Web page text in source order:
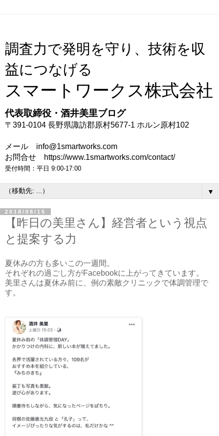
調査力で発明を守り、技術を収
益につなげる
スマートワークス株式会社
代表取締役・酒井美里ブログ
〒391-0104 長野県諏訪郡原村5677-1 ホルン原村102
メール info@1smartworks.com
お問合せ https://www.1smartworks.com/contact/
受付時間：平日 9:00-17:00
▼
2018/08/15
【昨日の美里さん】経営者という視点
と提案する力
夏休みの方も多いこの一週間。
それぞれの過ごし方がFacebookに上がってきています。
美里さんは夏休み前に、例の素敵クリニックで体調管理で
す。